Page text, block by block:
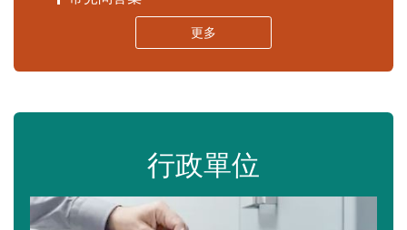
更多
行政單位